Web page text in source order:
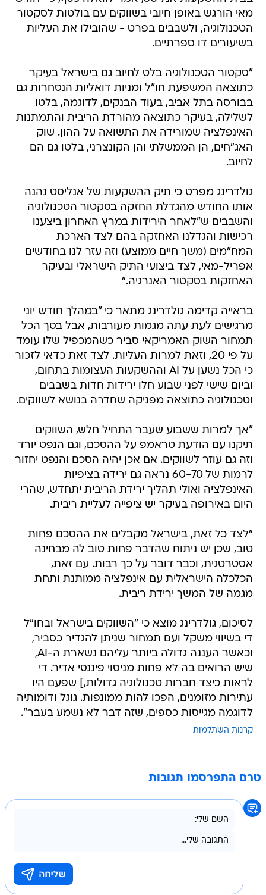
מאי הורגש באופן חיובי בשווקים עם בולטות לסקטור
הטכנולוגיה, ולשבבים בפרט - שהובילו את העליות
בשיעורים דו ספרתיים.
"סקטור הטכנולוגיה בלט לחיוב גם בישראל בעיקר
כתוצאה המשפעת חו"ל ומניות דואליות הנסחרות גם
בבורסה בתל אביב, בעוד הבנקים, לדוגמה, בלטו
לשלילה, בעיקר כתוצאה מהורדת הריבית והתמתנות
האינפלציה שמורידה את התשואה על ההון. שוק
האג"חים, הן הממשלתי והן הקונצרני, בלטו גם הם
לחיוב.
גולדרינג מפרט כי תיק ההשקעות של אנליסט נהנה
אותו החודש מהגדלת החזקה בסקטור הטכנולוגיה
והשבבים ש"לאחר הירידות במרץ האחרון ביצענו
רכישות והגדלנו האחזקה בהם לצד הארכת
המח"מים (משך חיים ממוצע) וזה עזר לנו בחודשים
אפריל-מאי, לצד ביצועי התיק הישראלי ובעיקר
האחזקות בסקטור האנרגיה."
בראייה קדימה גולדרינג מתאר כי "במהלך חודש יוני
מרגישים לעת עתה מגמות מעורבות, אבל בסך הכל
תמחור השוק האמריקאי סביר כשהמכפיל שלו עומד
על פי 20, וזאת למרות העליות. לצד זאת כדאי לזכור
כי הכל נשען על AI וההשקעות העצומות בתחום,
וביום שישי לפני שבוע חלו ירידות חדות בשבבים
וטכנולוגיה כתוצאה מפניקה שחדרה בנושא לשווקים.
"אך למרות ששבוע שעבר התחיל חלש, השווקים
תיקנו עם הודעת טראמפ על ההסכם, וגם הנפט יורד
וזה גם עוזר לשווקים. אם אכן יהיה הסכם והנפט יחזור
לרמות של 60-70 נראה גם ירידה בציפיות
האינפלציה ואולי תהליך ירידת הריבית יתחדש, שהרי
היום באירופה בעיקר יש ציפייה לעליית ריבית.
"לצד כל זאת, בישראל מקבלים את ההסכם פחות
טוב, שכן יש ניתוח שהדבר פחות טוב לה מבחינה
אסטרטגית, וכבר דובר על כך רבות. עם זאת,
הכלכלה הישראלית עם אינפלציה ממותנת ותחת
מגמה של המשך ירידת ריבית.
לסיכום, גולדרינג מוצא כי "השווקים בישראל ובחו"ל
די בשיווי משקל ועם תמחור שניתן להגדיר כסביר,
וכאשר העננה גדולה ביותר עליהם נשארת ה-AI,
שיש הרואים בה לא פחות מניסוי פיננסי אדיר. די
לראות כיצד חברות טכנולוגיה גדולות,] שפעם היו
עתירות מזומנים, הפכו להות ממונפות. גוגל ודומותיה
לדוגמה מגייסות כספים, שזה דבר לא נשמע בעבר".
קרנות השתלמות
טרם התפרסמו תגובות